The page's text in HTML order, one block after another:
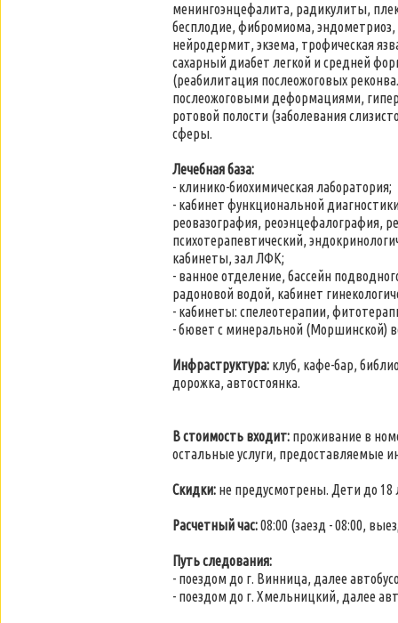
менингоэнцефалита, радикулиты,
бесплодие, фибромиома, эндометриоз,
нейродермит, экзема, трофическая
сахарный диабет легкой и средней
(реабилитация послеожоговых
послеожоговыми деформациями,
ротовой полости (заболевания
сферы.
Лечебная база:
- клинико-биохимическая лаборатория;
- кабинет функциональной
реовазография, реоэнцефалография,
психотерапевтический,
кабинеты, зал ЛФК;
- ванное отделение, бассейн
радоновой водой, кабинет
- кабинеты: спелеотерапии,
- бювет с минеральной (Моршинской)
Инфраструктура: клуб, кафе-бар,
дорожка, автостоянка.
В стоимость входит: проживание в
остальные услуги, предоставляемые
Скидки: не предусмотрены. Дети до
Расчетный час:08:00 (заезд - 08:00,
Путь следования:
- поездом до г. Винница, далее
- поездом до г. Хмельницкий, далее